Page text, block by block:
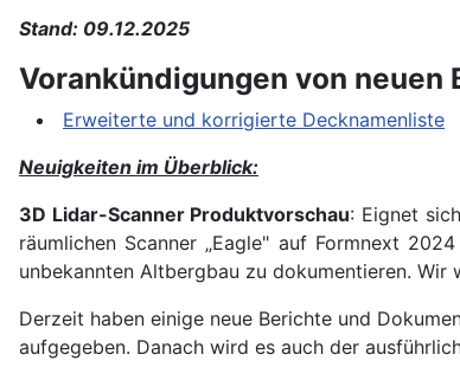
Stand: 09.12.2025
Vorankündigungen von neuen
Erweiterte und korrigierte Decknamenliste
Neuigkeiten im Überblick:
3D Lidar-Scanner Produktvorschau: Eignet
räumlichen Scanner „Eagle" auf Formnext
unbekannten Altbergbau zu dokumentieren.
Derzeit haben einige neue Berichte und
aufgegeben. Danach wird es auch der